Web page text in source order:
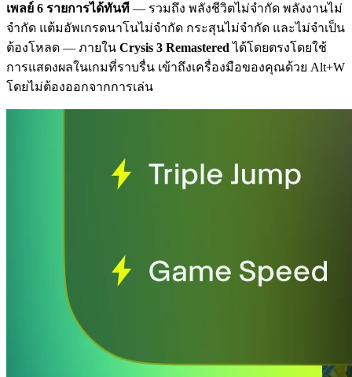
เพลย์ 6 รายการได้ทันที — รวมถึง พลังชีวิตไม่จำกัด พลังงานไม่
จำกัด แต้มอัพเกรดนาโนไม่จำกัด กระสุนไม่จำกัด และไม่จำเป็น
ต้องโหลด — ภายใน Crysis 3 Remastered ได้โดยตรงโดยใช้
การแสดงผลในเกมที่ราบรื่น เข้าถึงเครื่องมือของคุณด้วย Alt+W
โดยไม่ต้องออกจากการเล่น